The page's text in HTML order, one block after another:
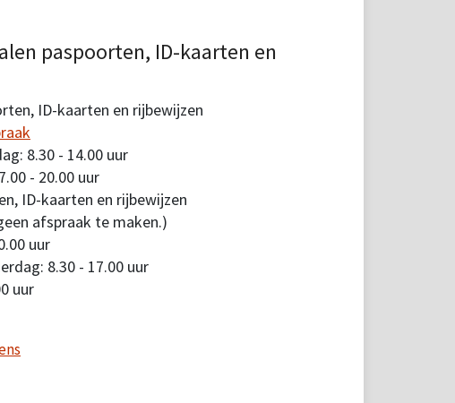
paspoorten, ID-kaarten en
ID-kaarten en rijbewijzen
8.30 - 14.00 uur
- 20.00 uur
ID-kaarten en rijbewijzen
afspraak te maken.)
uur
8.30 - 17.00 uur
uur